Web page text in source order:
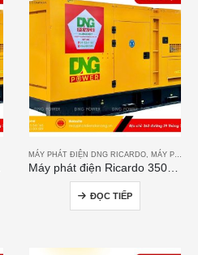
MÁY PHÁT ĐIỆN DNG RICARDO, MÁY PHÁT ĐIỆN RICARDO
Máy phát điện Ricardo 350KVA
ĐỌC TIẾP